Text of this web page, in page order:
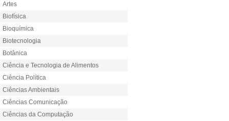
Artes
Biofísica
Bioquímica
Biotecnologia
Botânica
Ciência e Tecnologia de Alimentos
Ciência Política
Ciências Ambientais
Ciências Comunicação
Ciências da Computação